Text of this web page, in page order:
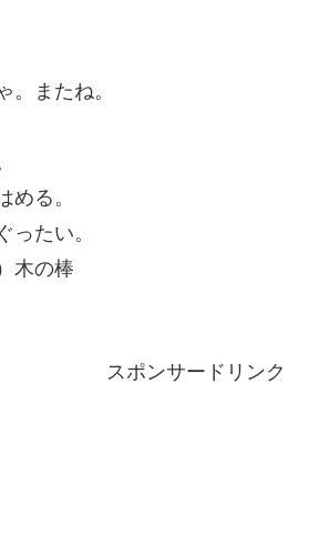
。またね。
める。
ったい。
木の棒
スポンサードリンク